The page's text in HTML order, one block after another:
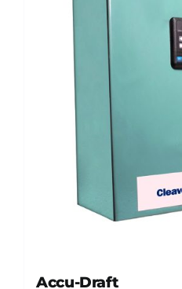
Accu-Draft